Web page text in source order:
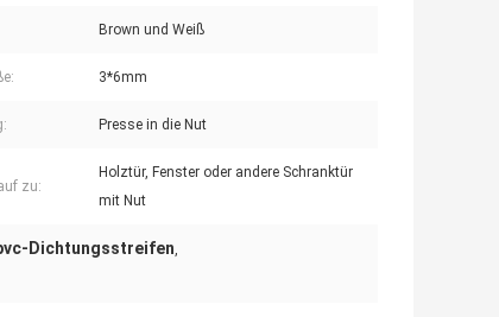
Brown und Weiß
3*6mm
Presse in die Nut
zu:
Holztür, Fenster oder andere Schranktür
mit Nut
Dichtungsstreifen,